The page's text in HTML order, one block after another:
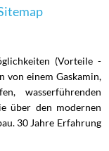
(Vorteile -
von einem Gaskamin,
wasserführenden
über den modernen
30 Jahre Erfahrung